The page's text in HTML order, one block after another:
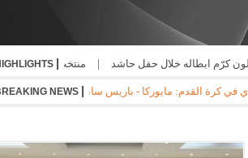
|
منتخب التايكواندو إلى | كرّم ابطاله خلال حفل حاشد
NEWS |
بيتيس - ارسنال 3-1 * نابولي - اوساسونا 2-1 * جوفنتوس - تشيلسي 1-0 * مانشستر سيتي - نجوم الدوري الكوري 3-1 * ميلان - انتر 1-1